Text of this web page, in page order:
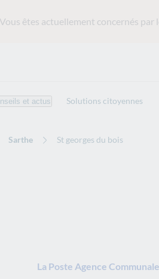
êtes actuellement concernés par
et actus Solutions citoyennes
Sarthe St georges du bois
La Poste Agence